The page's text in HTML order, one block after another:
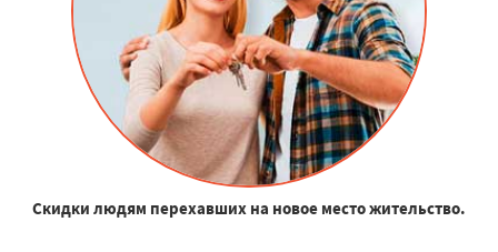
Скидки людям перехавших на новое место жительство.